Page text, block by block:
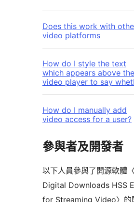
Does this work with
video platforms
How do I style the text
which appears above the
video player to say
How do I manually add
video access for a user?
參與者及開發者
以下人員參與了開源軟體
Digital Downloads HSS
for Streaming Video〉的